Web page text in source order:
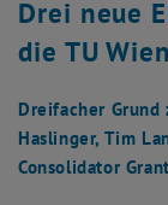
Drei neue
die TU Wien
Dreifacher
Haslinger, Tim
Consolidator